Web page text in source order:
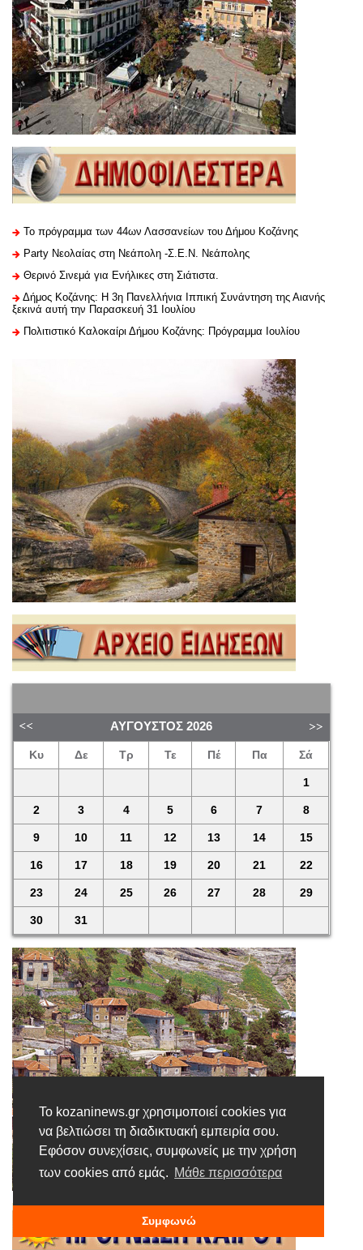
Το kozaninews.gr χρησιμοποιεί cookies για
να βελτιώσει τη διαδικτυακή εμπειρία σου.
Εφόσον συνεχίσεις, συμφωνείς με την χρήση
των cookies από εμάς. Μάθε περισσότερα
Συμφωνώ
Το πρόγραμμα των 44ων Λασσανείων του Δήμου Κοζάνης
Party Νεολαίας στη Νεάπολη -Σ.Ε.Ν. Νεάπολης
Θερινό Σινεμά για Ενήλικες στη Σιάτιστα.
Δήμος Κοζάνης: Η 3η Πανελλήνια Ιππική Συνάντηση της Αιανής
ξεκινά αυτή την Παρασκευή 31 Ιουλίου
Πολιτιστικό Καλοκαίρι Δήμου Κοζάνης: Πρόγραμμα Ιουλίου
ΑΎΓΟΥΣΤΟΣ 2026
Κυ Δε Τρ Τε Πέ Πα Σά
1
2 3 4 5 6 7 8
9 10 11 12 13 14 15
16 17 18 19 20 21 22
23 24 25 26 27 28 29
30 31